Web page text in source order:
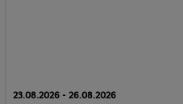
23.08.2026 - 26.08.2026